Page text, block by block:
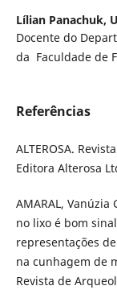
Lílian Panachuk,
Docente do
da Faculdade de
Referências
ALTEROSA.
Editora Alterosa
AMARAL,
no lixo é bom
representações
na cunhagem de
Revista de